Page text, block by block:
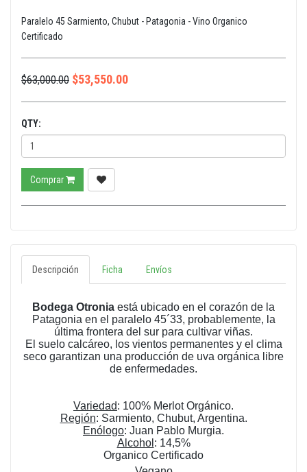
Paralelo 45 Sarmiento, Chubut - Patagonia - Vino Organico
Certificado
$63,000.00 $53,550.00
QTY:
Comprar
Descripción Ficha Envíos
Bodega Otronia está ubicado en el corazón de la
Patagonia en el paralelo 45´33, probablemente, la
última frontera del sur para cultivar viñas.
El suelo calcáreo, los vientos permanentes y el clima
seco garantizan una producción de uva orgánica libre
de enfermedades.
Variedad: 100% Merlot Orgánico.
Región: Sarmiento, Chubut, Argentina.
Enólogo: Juan Pablo Murgia.
Alcohol : 14,5%
Organico Certificado